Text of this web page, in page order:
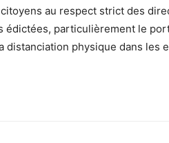
au respect strict des
particulièrement le
distanciation physique dans les